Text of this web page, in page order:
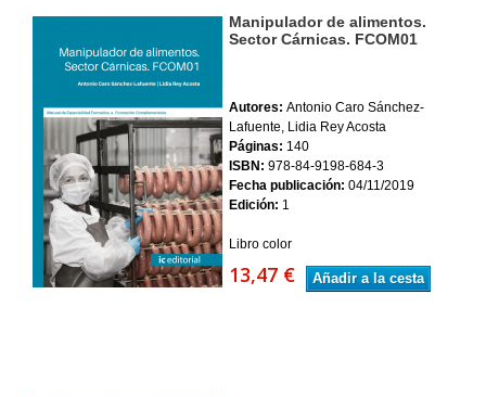
Manipulador de alimentos.
Sector Cárnicas. FCOM01
Autores: Antonio Caro Sánchez-
Lafuente, Lidia Rey Acosta
Páginas: 140
ISBN: 978-84-9198-684-3
Fecha publicación: 04/11/2019
Edición: 1
Libro color
13,47 € Añadir a la cesta